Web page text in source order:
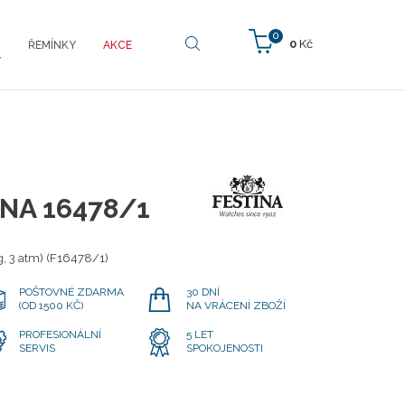
0
0 Kč
ŘEMÍNKY AKCE
16478/1
3 atm) (F16478/1)
POŠTOVNÉ ZDARMA
(OD 1500 KČ)
30 DNÍ
NA VRÁCENÍ ZBOŽÍ
PROFESIONÁLNÍ
SERVIS
5 LET
SPOKOJENOSTI